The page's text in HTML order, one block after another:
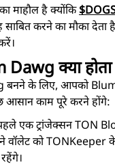
माहौल है क्योंकि
करने का मौका
क्या
के लिए, आपको Blum
काम पूरे करने होंगे:
एक ट्रांजेक्सन TON
वॉलेट को TONKeeper